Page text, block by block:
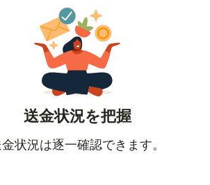
送金状況を把握
状況は逐一確認できます。